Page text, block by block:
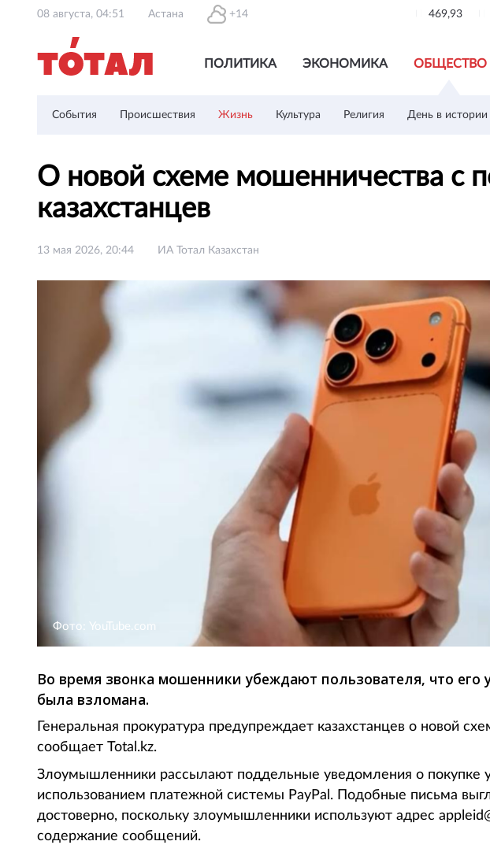
08 августа, 04:51 Астана +14 469,93
ПОЛИТИКА ЭКОНОМИКА ОБЩЕСТВО
События Происшествия Жизнь Культура Религия День в истории
О новой схеме мошенничества с
казахстанцев
13 мая 2026, 20:44 ИА Тотал Казахстан
Фото: YouTube.com
Во время звонка мошенники убеждают пользователя, что его
была взломана.
Генеральная прокуратура предупреждает казахстанцев о новой
сообщает Total.kz.
Злоумышленники рассылают поддельные уведомления о покупке
использованием платежной системы PayPal. Подобные письма
достоверно, поскольку злоумышленники используют адрес
содержание сообщений.